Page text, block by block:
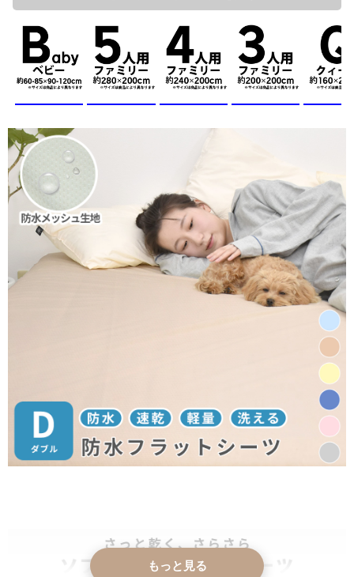
もっと見る